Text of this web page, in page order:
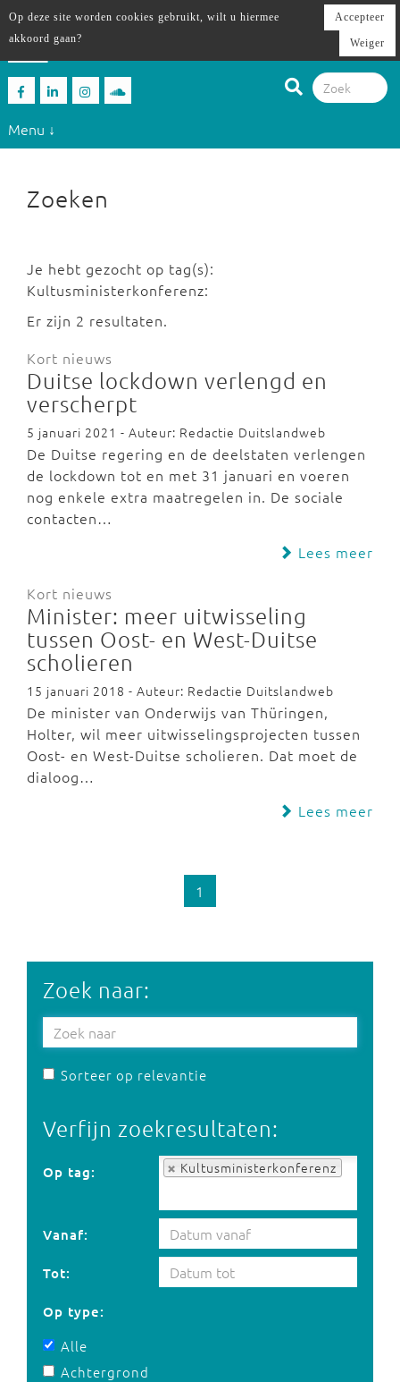
Menu ↓
Zoeken
Je hebt gezocht op tag(s):
Kultusministerkonferenz:
Er zijn 2 resultaten.
Kort nieuws
Duitse lockdown verlengd en
verscherpt
5 januari 2021 - Auteur: Redactie Duitslandweb
De Duitse regering en de deelstaten verlengen
de lockdown tot en met 31 januari en voeren
nog enkele extra maatregelen in. De sociale
contacten…
Lees meer
Kort nieuws
Minister: meer uitwisseling
tussen Oost- en West-Duitse
scholieren
15 januari 2018 - Auteur: Redactie Duitslandweb
De minister van Onderwijs van Thüringen,
Holter, wil meer uitwisselingsprojecten tussen
Oost- en West-Duitse scholieren. Dat moet de
dialoog…
Lees meer
1
Zoek naar:
Sorteer op relevantie
Verfijn zoekresultaten:
Op tag: Kultusministerkonferenz
Op tag:
Vanaf:
Tot:
Op type:
Alle
Achtergrond
Op deze site worden cookies gebruikt, wilt u hiermee
akkoord gaan?
Accepteer
Weiger